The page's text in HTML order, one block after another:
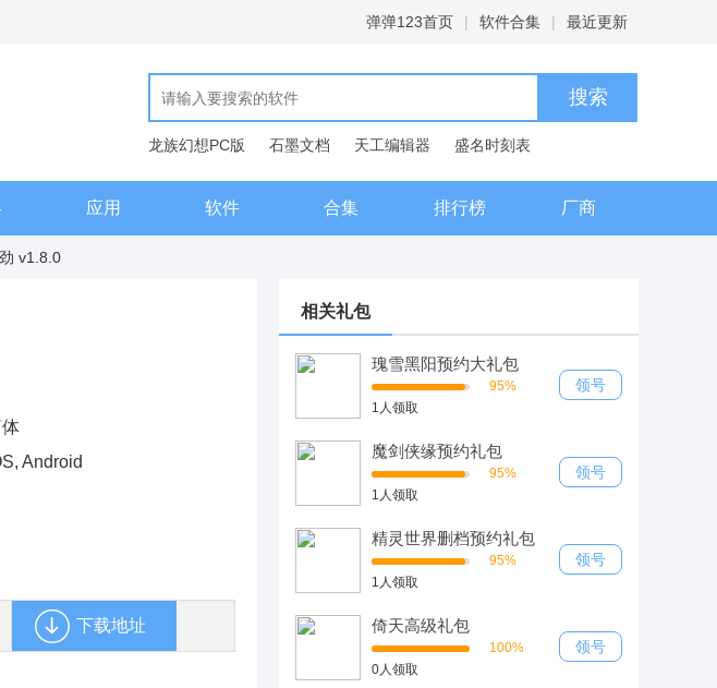
弹弹123首页 | 软件合集 | 最近更新
龙族幻想PC版 石墨文档 天工编辑器
盛名时刻表
现代汉语词典
应用 软件 合集 排行榜 厂商
v1.8.0
Android
下载地址
相关礼包
瑰雪黑阳预约大礼包
95%
1人领取
领号
魔剑侠缘预约礼包
95%
1人领取
领号
精灵世界删档预约礼包
95%
1人领取
领号
倚天高级礼包
100%
0人领取
领号